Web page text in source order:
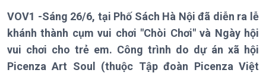
VOV1 -Sáng 26/6, tại Phố Sách Hà Nội đã diễn ra lễ
khánh thành cụm vui chơi "Chòi Chơi" và Ngày hội
vui chơi cho trẻ em. Công trình do dự án xã hội
Picenza Art Soul (thuộc Tập đoàn Picenza Việt